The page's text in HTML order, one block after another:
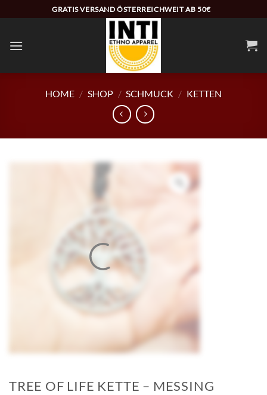
Inhalt
GRATIS VERSAND ÖSTERREICHWEIT AB 50€
HOME / SHOP / SCHMUCK / KETTEN
TREE OF LIFE KETTE – MESSING